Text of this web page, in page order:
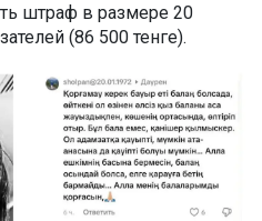
штраф в размере 20
(86 500 тенге).